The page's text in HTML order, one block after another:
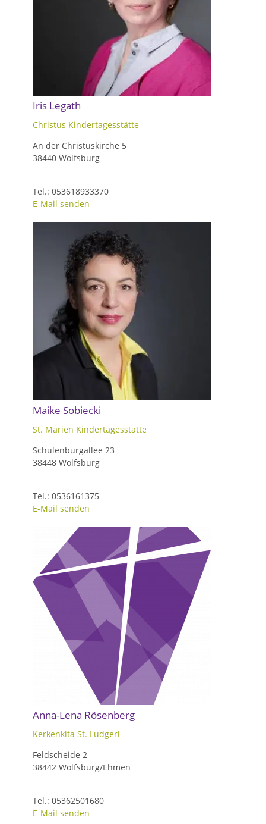
Iris Legath
Christus Kindertagesstätte
An der Christuskirche 5
38440 Wolfsburg
Tel.: 053618933370
E-Mail senden
Maike Sobiecki
St. Marien Kindertagesstätte
Schulenburgallee 23
38448 Wolfsburg
Tel.: 0536161375
E-Mail senden
Anna-Lena Rösenberg
Kerkenkita St. Ludgeri
Feldscheide 2
38442 Wolfsburg/Ehmen
Tel.: 05362501680
E-Mail senden